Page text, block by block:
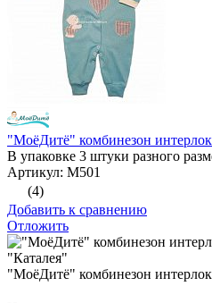
"МоёДитё" комбинезон
В упаковке 3 штуки разного
Артикул: М501
(4)
Добавить к сравнению
Отложить
"МоёДитё" комбинезон